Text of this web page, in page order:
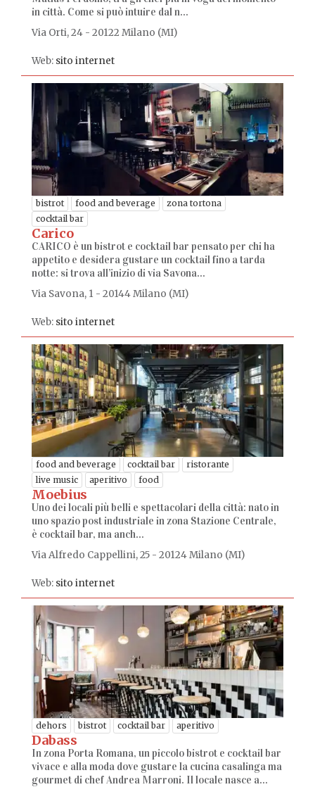
in città. Come si può intuire dal n...
Via Orti, 24 - 20122 Milano (MI)
Web: sito internet
bistrot food and beverage
zona tortona
cocktail bar
Carico
CARICO è un bistrot e cocktail bar pensato per chi ha
appetito e desidera gustare un cocktail fino a tarda
notte: si trova all’inizio di via Savona...
Via Savona, 1 - 20144 Milano (MI)
Web: sito internet
food and beverage cocktail bar
ristorante
live music
aperitivo food
Moebius
Uno dei locali più belli e spettacolari della città: nato in
uno spazio post industriale in zona Stazione Centrale,
è cocktail bar, ma anch...
Via Alfredo Cappellini, 25 - 20124 Milano (MI)
Web: sito internet
dehors bistrot cocktail bar aperitivo
Dabass
In zona Porta Romana, un piccolo bistrot e cocktail bar
vivace e alla moda dove gustare la cucina casalinga ma
gourmet di chef Andrea Marroni. Il locale nasce a...